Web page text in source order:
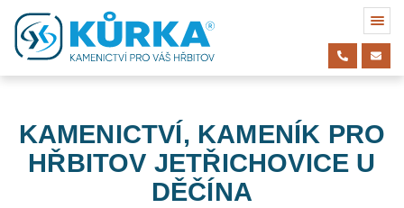
KAMENICTVÍ, KAMENÍK PRO
HŘBITOV JETŘICHOVICE U
DĚČÍNA